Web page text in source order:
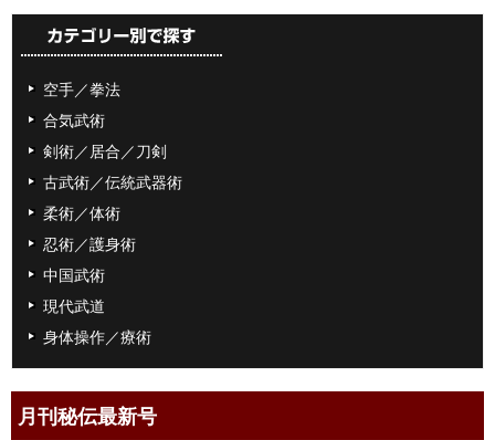
空手／拳法
合気武術
剣術／居合／刀剣
古武術／伝統武器術
柔術／体術
忍術／護身術
中国武術
現代武道
身体操作／療術
月刊秘伝最新号